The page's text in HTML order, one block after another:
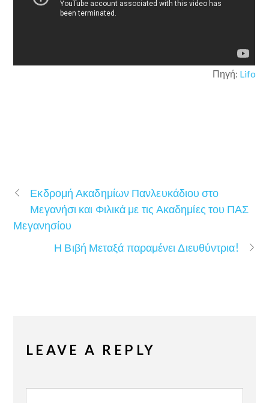
Πηγή: Lifo
Εκδρομή Ακαδημίων Πανλευκάδιου στο
Μεγανήσι και Φιλικά με τις Ακαδημίες του ΠΑΣ
Μεγανησίου
Η Βιβή Μεταξά παραμένει Διευθύντρια!
LEAVE A REPLY